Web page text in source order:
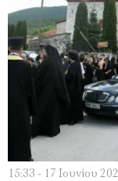
15:33 - 17 Ιουνίου